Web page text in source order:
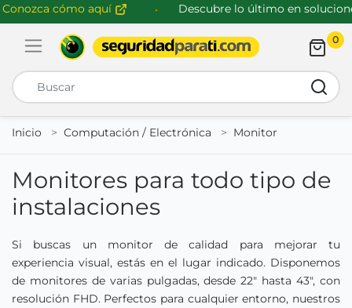
cómo aquí Descubre lo último en soluciones
Abrir menú de navegación
0
Inicio
Computación / Electrónica Monitor
Monitores para todo tipo de
instalaciones
Si buscas un monitor de calidad para mejorar tu
experiencia visual, estás en el lugar indicado. Disponemos
de monitores de varias pulgadas, desde 22" hasta 43", con
resolución FHD. Perfectos para cualquier entorno, nuestros